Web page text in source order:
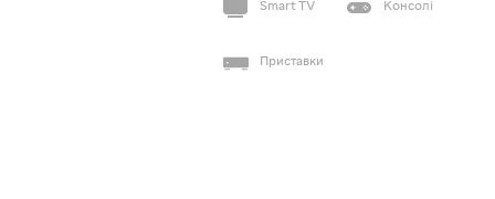
Smart TV Консолі
Приставки